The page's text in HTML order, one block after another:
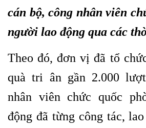
cán bộ, công nhân viên
người lao động qua các
Theo đó, đơn vị đã tổ
quà tri ân gần 2.000
nhân viên chức quốc
động đã từng công tác,